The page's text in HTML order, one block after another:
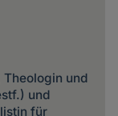
und
und
für